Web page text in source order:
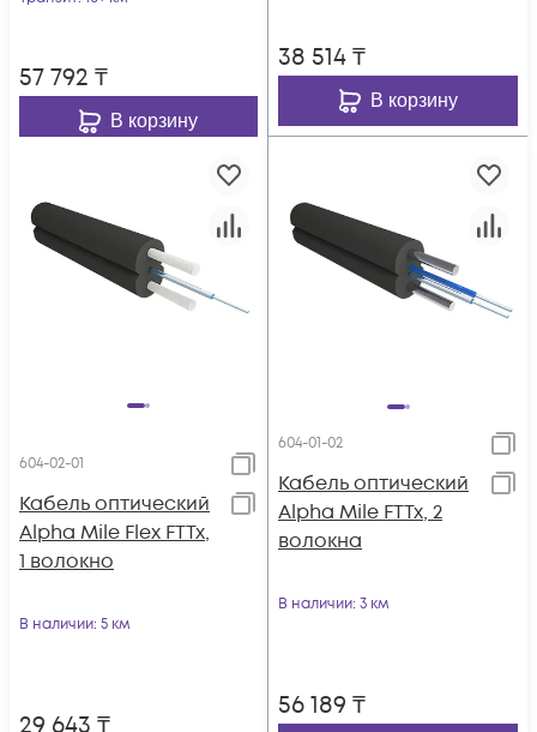
57 792 ₸
В корзину
38 514₸
В корзину
604-02-01
Кабель оптический
Alpha Mile Flex FTTx,
1 волокно
В наличии: 5 км
604-01-02
Кабель оптический
Alpha Mile FTTx, 2
волокна
В наличии: 3 км
56 189 ₸